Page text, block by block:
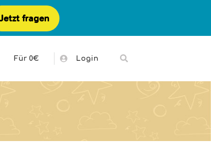
fragen
Für 0€ Login